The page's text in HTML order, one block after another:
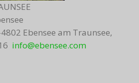
Ebensee am Traunsee,
info@ebensee.com